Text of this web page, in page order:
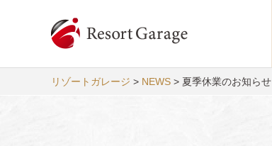
リゾートガレージ > NEWS > 夏季休業のお知らせ